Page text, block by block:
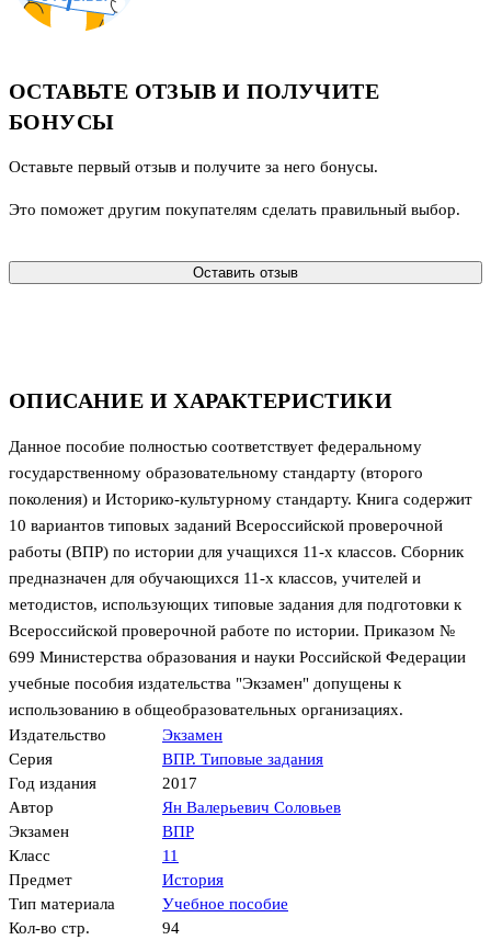
ОПИСАНИЕ И ХАРАКТЕРИСТИКИ
Данное пособие полностью соответствует федеральному
государственному образовательному стандарту (второго
поколения) и Историко-культурному стандарту. Книга содержит
10 вариантов типовых заданий Всероссийской проверочной
работы (ВПР) по истории для учащихся 11-х классов. Сборник
предназначен для обучающихся 11-х классов, учителей и
методистов, использующих типовые задания для подготовки к
Всероссийской проверочной работе по истории. Приказом №
699 Министерства образования и науки Российской Федерации
учебные пособия издательства "Экзамен" допущены к
использованию в общеобразовательных организациях.
Издательство
Экзамен
Серия
ВПР. Типовые задания
Год издания
2017
Автор
Ян Валерьевич Соловьев
Экзамен
ВПР
Класс
11
Предмет
История
Тип материала
Учебное пособие
Кол-во стр.
94
ОСТАВЬТЕ ОТЗЫВ И ПОЛУЧИТЕ
БОНУСЫ
Оставьте первый отзыв и получите за него бонусы.
Это поможет другим покупателям сделать правильный выбор.
Оставить отзыв